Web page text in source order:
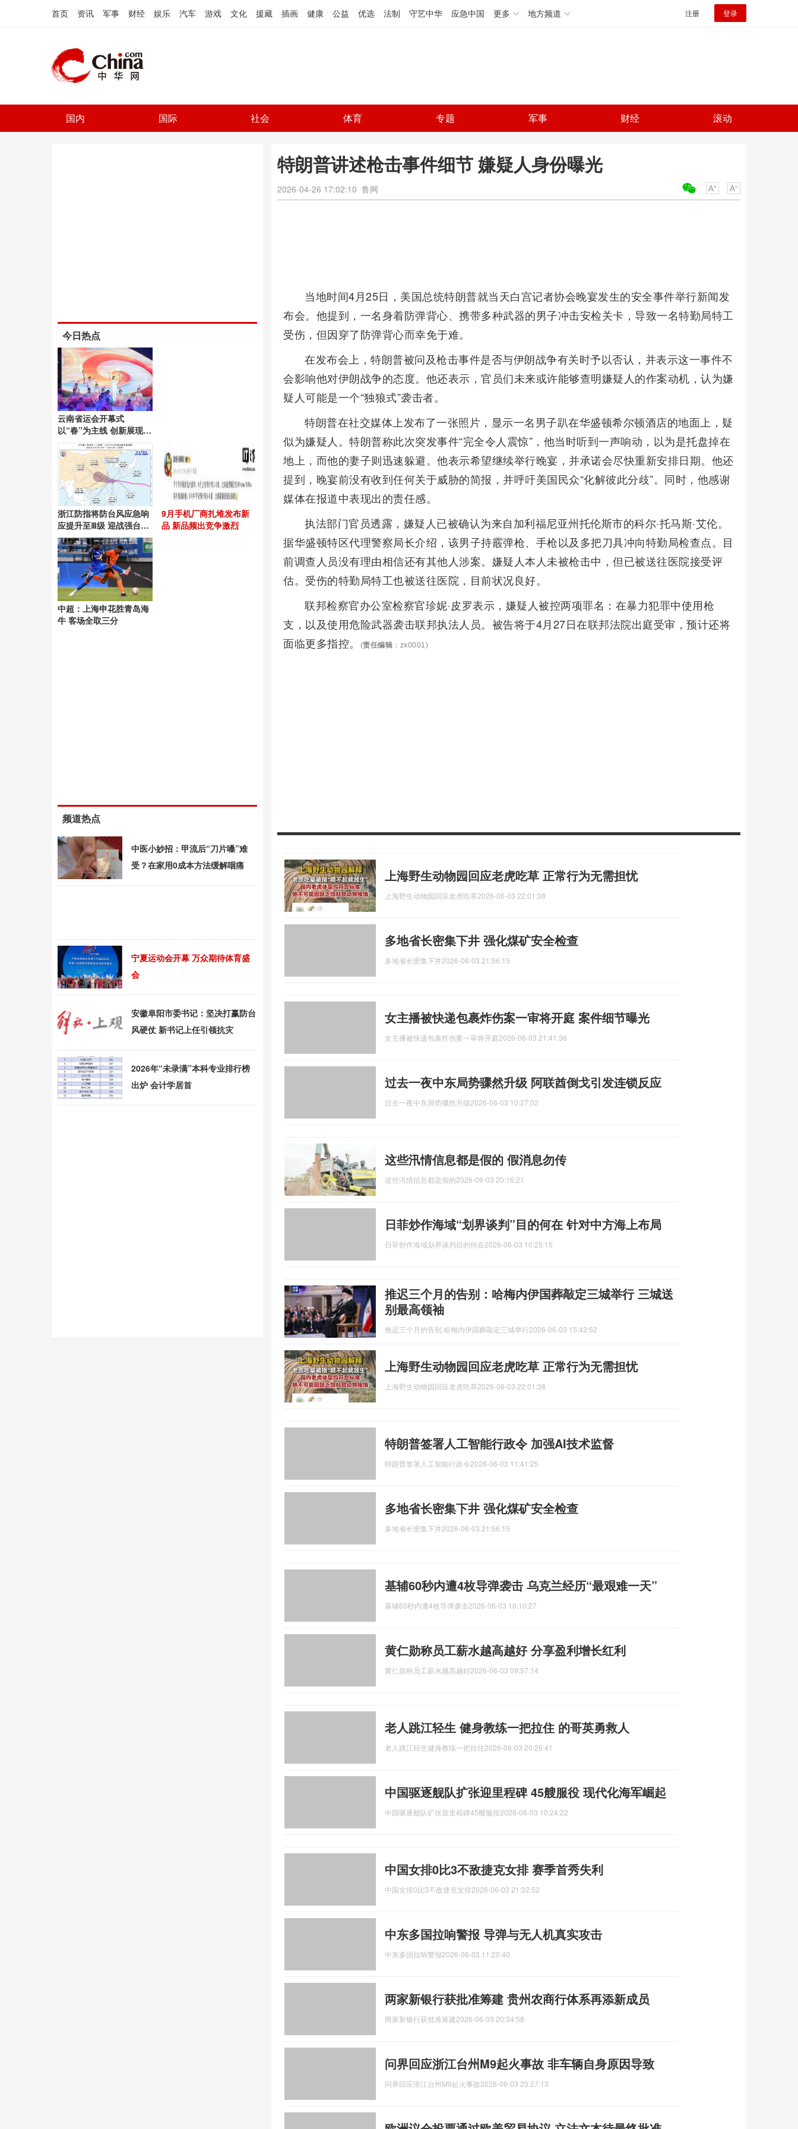
首页 资讯 军事 财经 娱乐 汽车 游戏 文化 援藏 插画 健康 公益 优选 法制 守艺中华 应急中国 更多 地方频道 注册 登录
国内 国际 社会 体育 专题 军事 财经 滚动
特朗普讲述枪击事件细节 嫌疑人身份曝光
2026-04-26 17:02:10 鲁网
当地时间4月25日，美国总统特朗普就当天白宫记者协会晚宴发生的安全事件举行新闻发
布会。他提到，一名身着防弹背心、携带多种武器的男子冲击安检关卡，导致一名特勤局特工
受伤，但因穿了防弹背心而幸免于难。
在发布会上，特朗普被问及枪击事件是否与伊朗战争有关时予以否认，并表示这一事件不
会影响他对伊朗战争的态度。他还表示，官员们未来或许能够查明嫌疑人的作案动机，认为嫌
疑人可能是一个“独狼式”袭击者。
特朗普在社交媒体上发布了一张照片，显示一名男子趴在华盛顿希尔顿酒店的地面上，疑
似为嫌疑人。特朗普称此次突发事件“完全令人震惊”，他当时听到一声响动，以为是托盘掉在
地上，而他的妻子则迅速躲避。他表示希望继续举行晚宴，并承诺会尽快重新安排日期。他还
提到，晚宴前没有收到任何关于威胁的简报，并呼吁美国民众“化解彼此分歧”。同时，他感谢
媒体在报道中表现出的责任感。
执法部门官员透露，嫌疑人已被确认为来自加利福尼亚州托伦斯市的科尔·托马斯·艾伦。
据华盛顿特区代理警察局长介绍，该男子持霰弹枪、手枪以及多把刀具冲向特勤局检查点。目
前调查人员没有理由相信还有其他人涉案。嫌疑人本人未被枪击中，但已被送往医院接受评
估。受伤的特勤局特工也被送往医院，目前状况良好。
联邦检察官办公室检察官珍妮·皮罗表示，嫌疑人被控两项罪名：在暴力犯罪中使用枪
支，以及使用危险武器袭击联邦执法人员。被告将于4月27日在联邦法院出庭受审，预计还将
面临更多指控。
(责任编辑 ：zx0001)
上海野生动物园回应老虎吃草 正常行为无需担忧
上海野生动物园回应老虎吃草2026-06-03 22:01:38
多地省长密集下井 强化煤矿安全检查
多地省长密集下井2026-06-03 21:56:15
女主播被快递包裹炸伤案一审将开庭 案件细节曝光
女主播被快递包裹炸伤案一审将开庭2026-06-03 21:41:36
过去一夜中东局势骤然升级 阿联酋倒戈引发连锁反应
过去一夜中东局势骤然升级2026-06-03 10:27:02
这些汛情信息都是假的 假消息勿传
这些汛情信息都是假的2026-06-03 20:16:21
日菲炒作海域“划界谈判”目的何在 针对中方海上布局
日菲炒作海域划界谈判目的何在2026-06-03 10:25:15
推迟三个月的告别：哈梅内伊国葬敲定三城举行 三城送
别最高领袖
推迟三个月的告别,哈梅内伊国葬敲定三城举行2026-06-03 15:42:52
上海野生动物园回应老虎吃草 正常行为无需担忧
上海野生动物园回应老虎吃草2026-06-03 22:01:38
特朗普签署人工智能行政令 加强AI技术监督
特朗普签署人工智能行政令2026-06-03 11:41:25
多地省长密集下井 强化煤矿安全检查
多地省长密集下井2026-06-03 21:56:15
基辅60秒内遭4枚导弹袭击 乌克兰经历“最艰难一天”
基辅60秒内遭4枚导弹袭击2026-06-03 16:10:27
黄仁勋称员工薪水越高越好 分享盈利增长红利
黄仁勋称员工薪水越高越好2026-06-03 09:57:14
老人跳江轻生 健身教练一把拉住 的哥英勇救人
老人跳江轻生健身教练一把拉住2026-06-03 20:26:41
中国驱逐舰队扩张迎里程碑 45艘服役 现代化海军崛起
中国驱逐舰队扩张迎里程碑45艘服役2026-06-03 10:24:22
中国女排0比3不敌捷克女排 赛季首秀失利
中国女排0比3不敌捷克女排2026-06-03 21:32:52
中东多国拉响警报 导弹与无人机真实攻击
中东多国拉响警报2026-06-03 11:20:40
两家新银行获批准筹建 贵州农商行体系再添新成员
两家新银行获批准筹建2026-06-03 20:34:58
问界回应浙江台州M9起火事故 非车辆自身原因导致
问界回应浙江台州M9起火事故2026-06-03 20:27:13
今日热点
云南省运会开幕式
以“春”为主线 创新展现昆
明风采
浙江防指将防台风应急响
应提升至Ⅲ级 迎战强台
风“白海豚”
9月手机厂商扎堆发布新
品 新品频出竞争激烈
中超：上海申花胜青岛海
牛 客场全取三分
频道热点
中医小妙招：甲流后“刀片嗓”难
受？在家用0成本方法缓解咽痛
宁夏运动会开幕 万众期待体育盛
会
安徽阜阳市委书记：坚决打赢防台
风硬仗 新书记上任引领抗灾
2026年“未录满”本科专业排行榜
出炉 会计学居首